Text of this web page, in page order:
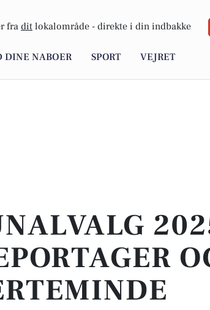
fra dit lokalområde - direkte i din indbakke
DINE NABOER SPORT VEJRET